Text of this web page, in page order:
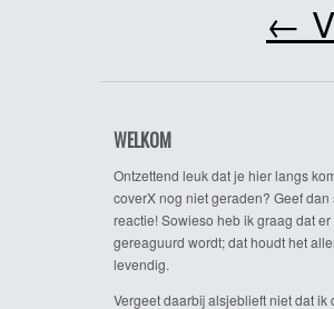
←
WELKOM
Ontzettend leuk dat je hier langs
coverX nog niet geraden? Geef dan
reactie! Sowieso heb ik graag dat er
gereaguurd wordt; dat houdt het
levendig.
Vergeet daarbij alsjeblieft niet dat ik